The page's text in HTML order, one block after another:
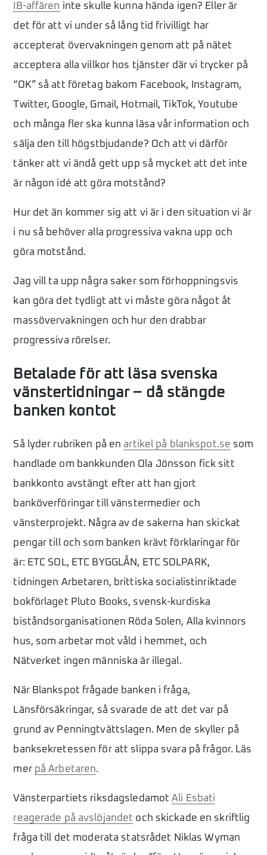
IB-affären inte skulle kunna hända igen? Eller är
det för att vi under så lång tid frivilligt har
accepterat övervakningen genom att på nätet
acceptera alla villkor hos tjänster där vi trycker på
“OK” så att företag bakom Facebook, Instagram,
Twitter, Google, Gmail, Hotmail, TikTok, Youtube
och många fler ska kunna läsa vår information och
sälja den till högstbjudande? Och att vi därför
tänker att vi ändå gett upp så mycket att det inte
är någon idé att göra motstånd?
Hur det än kommer sig att vi är i den situation vi är
i nu så behöver alla progressiva vakna upp och
göra motstånd.
Jag vill ta upp några saker som förhoppningsvis
kan göra det tydligt att vi måste göra något åt
massövervakningen och hur den drabbar
progressiva rörelser.
Betalade för att läsa svenska
vänstertidningar – då stängde
banken kontot
Så lyder rubriken på en artikel på blankspot.se som
handlade om bankkunden Ola Jönsson fick sitt
bankkonto avstängt efter att han gjort
banköverföringar till vänstermedier och
vänsterprojekt. Några av de sakerna han skickat
pengar till och som banken krävt förklaringar för
är: ETC SOL, ETC BYGGLÅN, ETC SOLPARK,
tidningen Arbetaren, brittiska socialistinriktade
bokförlaget Pluto Books, svensk-kurdiska
biståndsorganisationen Röda Solen, Alla kvinnors
hus, som arbetar mot våld i hemmet, och
Nätverket ingen människa är illegal.
När Blankspot frågade banken i fråga,
Länsförsäkringar, så svarade de att det var på
grund av Penningtvättslagen. Men de skyller på
banksekretessen för att slippa svara på frågor. Läs
mer på Arbetaren.
Vänsterpartiets riksdagsledamotAli Esbati
reagerade på avslöjandet och skickade en skriftlig
fråga till det moderata statsrådet Niklas Wyman